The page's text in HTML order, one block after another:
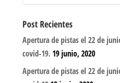
Post Recientes
Apertura de pistas el 22 de
covid-19. 19 junio, 2020
Apertura de pistas el 22 de